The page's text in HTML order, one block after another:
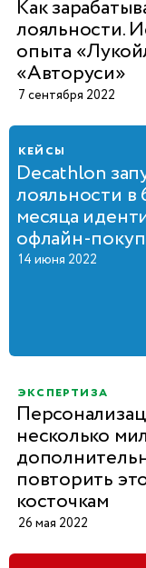
Как
лояльности.
опыта
«Авторуси»
7 сентября 2022
кейсы
Decathlon
лояльности в
месяца
офлайн-
14 июня 2022
экспертиза
несколько
повторить
косточкам
26 мая 2022